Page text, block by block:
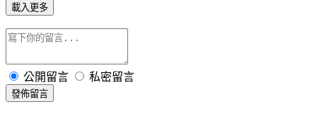
載入更多
公開留言 私密留言
發佈留言